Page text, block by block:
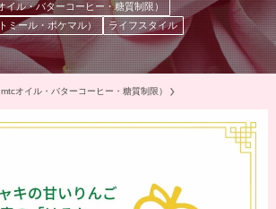
イル・バターコーヒー・糖質制限）
ミール・ポケマル）
ライフスタイル
オイル・バターコーヒー・糖質制限）